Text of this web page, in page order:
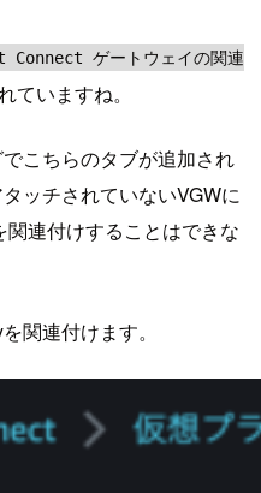
ゲートウェイの関連
ていますね。
こちらのタブが追加され
ッチされていないVGWに
連付けすることはできな
関連付けます。